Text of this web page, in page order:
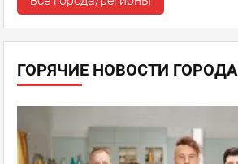
ГОРЯЧИЕ НОВОСТИ ГОРОДА